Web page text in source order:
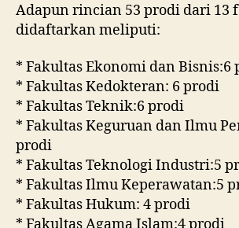
Adapun rincian 53 prodi dari 13
didaftarkan meliputi:
* Fakultas Ekonomi dan Bisnis:6
* Fakultas Kedokteran: 6 prodi
* Fakultas Teknik:6 prodi
* Fakultas Keguruan dan Ilmu
prodi
* Fakultas Teknologi Industri:5
* Fakultas Ilmu Keperawatan:5
* Fakultas Hukum: 4 prodi